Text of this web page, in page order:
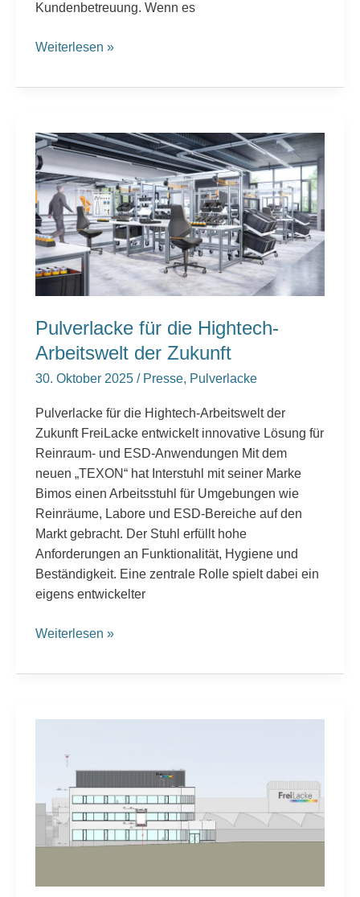
Kundenbetreuung. Wenn es
Weiterlesen »
Pulverlacke für die Hightech-
Arbeitswelt der Zukunft
30. Oktober 2025 / Presse, Pulverlacke
Pulverlacke für die Hightech-Arbeitswelt der
Zukunft FreiLacke entwickelt innovative Lösung für
Reinraum- und ESD-Anwendungen Mit dem
neuen „TEXON“ hat Interstuhl mit seiner Marke
Bimos einen Arbeitsstuhl für Umgebungen wie
Reinräume, Labore und ESD-Bereiche auf den
Markt gebracht. Der Stuhl erfüllt hohe
Anforderungen an Funktionalität, Hygiene und
Beständigkeit. Eine zentrale Rolle spielt dabei ein
eigens entwickelter
Pulverlacke
für
die
Hightech-
Arbeitswelt
der
Zukunft
Weiterlesen »
neue
Produkt
Technologie
Center
bei